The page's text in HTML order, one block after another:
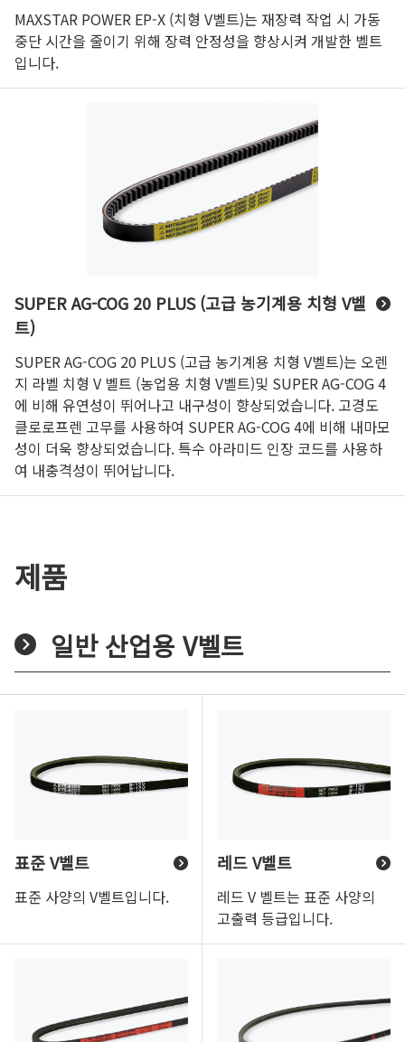
MAXSTAR POWER EP-X (치형 V벨트)는 재장력 작업 시 가동
중단 시간을 줄이기 위해 장력 안정성을 향상시켜 개발한 벨트
입니다.
SUPER AG-COG 20 PLUS (고급 농기계용 치형 V벨
트)
SUPER AG-COG 20 PLUS (고급 농기계용 치형 V벨트)는 오렌
지 라벨 치형 V 벨트 (농업용 치형 V벨트)및 SUPER AG-COG 4
에 비해 유연성이 뛰어나고 내구성이 향상되었습니다. 고경도
클로로프렌 고무를 사용하여 SUPER AG-COG 4에 비해 내마모
성이 더욱 향상되었습니다. 특수 아라미드 인장 코드를 사용하
여 내충격성이 뛰어납니다.
제품
일반 산업용 V벨트
표준 V벨트
표준 사양의 V벨트입니다.
레드 V벨트
레드 V 벨트는 표준 사양의
고출력 등급입니다.